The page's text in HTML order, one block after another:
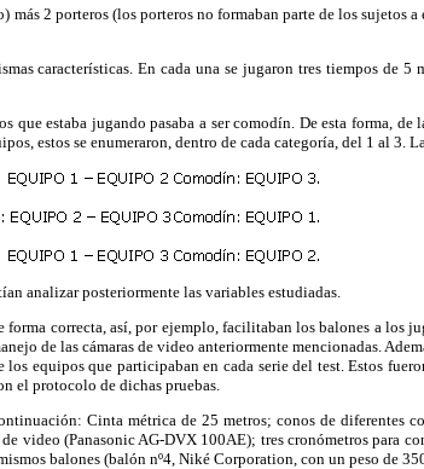
2 porteros (los porteros no formaban parte de los sujetos
características. En cada una se jugaron tres tiempos de
estaba jugando pasaba a ser comodín. De esta forma, de
estos se enumeraron, dentro de cada categoría, del 1 al 3.
analizar posteriormente las variables estudiadas.
correcta, así, por ejemplo, facilitaban los balones a los
de las cámaras de video anteriormente mencionadas.
equipos que participaban en cada serie del test. Estos
el protocolo de dichas pruebas.
Cinta métrica de 25 metros; conos de diferentes
video (Panasonic AG-DVX 100AE); tres cronómetros para
balones (balón nº4, Niké Corporation, con un peso de